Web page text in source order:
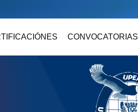
CONVOCATORIAS